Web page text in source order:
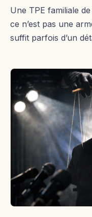
Une TPE familiale
ce n’est pas une
suffit parfois d’un